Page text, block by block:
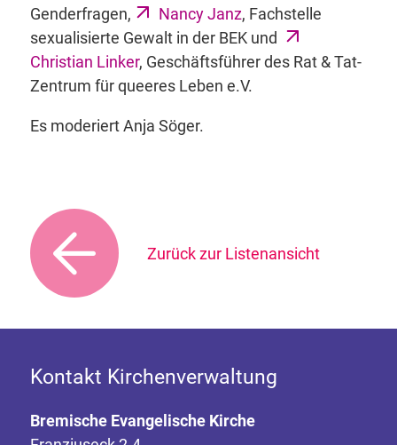
Genderfragen,
Nancy Janz, Fachstelle
sexualisierte Gewalt in der BEK und
Christian Linker, Geschäftsführer des Rat & Tat-
Zentrum für queeres Leben e.V.
Es moderiert Anja Söger.
Zurück zur Listenansicht
Kontakt Kirchenverwaltung
Bremische Evangelische Kirche